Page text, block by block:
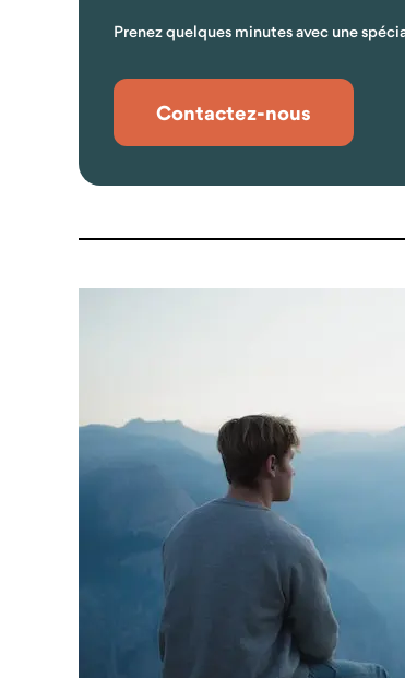
Prenez quelques minutes avec une
Contactez-nous